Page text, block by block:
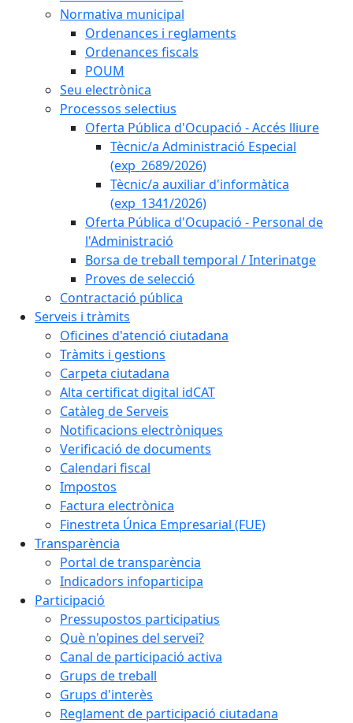
Normativa municipal
Ordenances i reglaments
Ordenances fiscals
POUM
Seu electrònica
Processos selectius
Oferta Pública d'Ocupació - Accés lliure
Tècnic/a Administració Especial
(exp_2689/2026)
Tècnic/a auxiliar d'informàtica
(exp_1341/2026)
Oferta Pública d'Ocupació - Personal de
l'Administració
Borsa de treball temporal / Interinatge
Proves de selecció
Contractació pública
Serveis i tràmits
Oficines d'atenció ciutadana
Tràmits i gestions
Carpeta ciutadana
Alta certificat digital idCAT
Catàleg de Serveis
Notificacions electròniques
Verificació de documents
Calendari fiscal
Impostos
Factura electrònica
Finestreta Única Empresarial (FUE)
Transparència
Portal de transparència
Indicadors infoparticipa
Participació
Pressupostos participatius
Què n'opines del servei?
Canal de participació activa
Grups de treball
Grups d'interès
Reglament de participació ciutadana